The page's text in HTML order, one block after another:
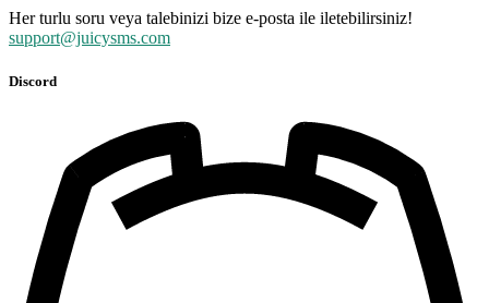
Her turlu soru veya talebinizi bize e-posta ile iletebilirsiniz!
support@juicysms.com
Discord